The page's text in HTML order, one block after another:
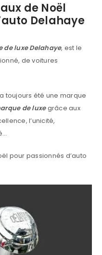
de Noël
Delahaye
de luxe Delahaye, est le
de voitures
toujours été une marque
de luxegrâce aux
l’unicité,
pour passionnés d’auto